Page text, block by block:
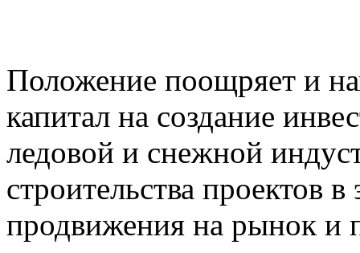
Положение поощряет и
капитал на создание
ледовой и снежной
строительства проектов
продвижения на рынок и